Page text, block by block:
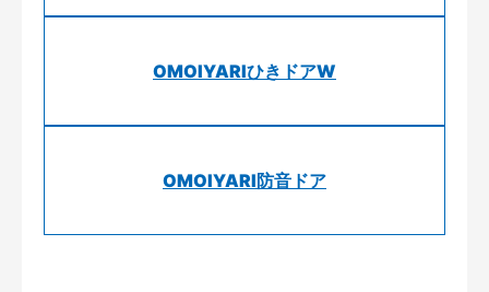
OMOIYARIひきドアW
OMOIYARI防音ドア